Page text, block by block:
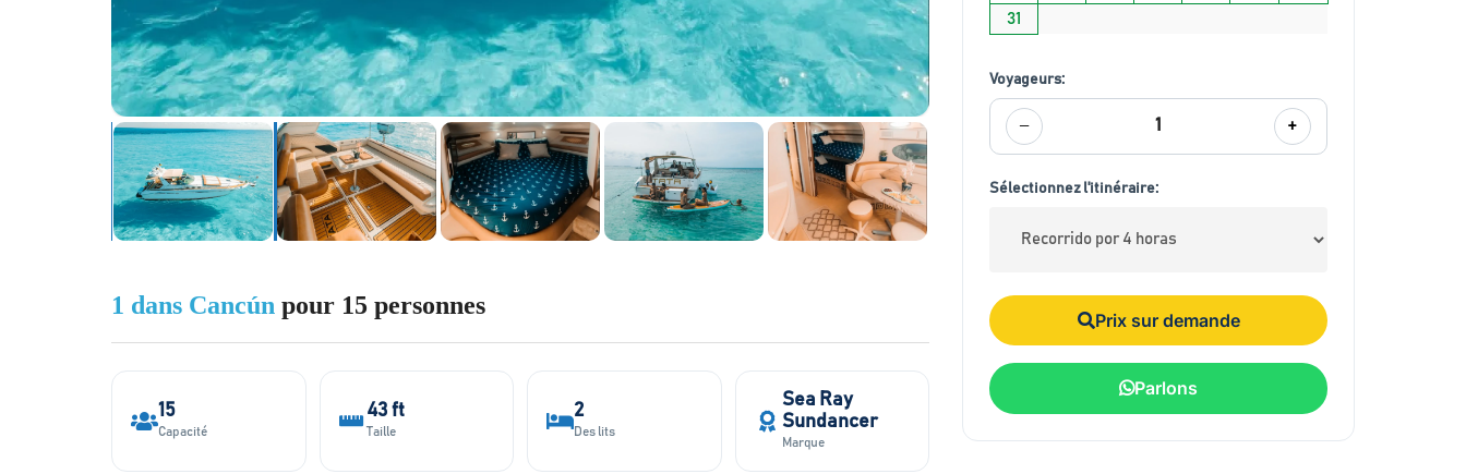
1 dans Cancún pour 15 personnes
15
Capacité
43 ft
Taille
2
Des lits
Sea Ray
Sundancer
Marque
31
Voyageurs:
− 1 +
Sélectionnez l'itinéraire:
Prix sur demande
Parlons